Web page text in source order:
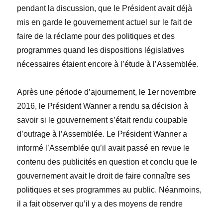
pendant la discussion, que le Président avait déjà
mis en garde le gouvernement actuel sur le fait de
faire de la réclame pour des politiques et des
programmes quand les dispositions législatives
nécessaires étaient encore à l’étude à l’Assemblée.
Après une période d’ajournement, le 1er novembre
2016, le Président Wanner a rendu sa décisionà
savoir si le gouvernement s’était rendu coupable
d’outrage à l’Assemblée. Le Président Wanner a
informé l’Assemblée qu’il avait passé en revue le
contenu des publicités en question et conclu que le
gouvernement avait le droit de faire connaître ses
politiques et ses programmes au public. Néanmoins,
il a fait observer qu’il y a des moyens de rendre